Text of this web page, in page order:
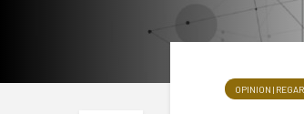
OPINION |